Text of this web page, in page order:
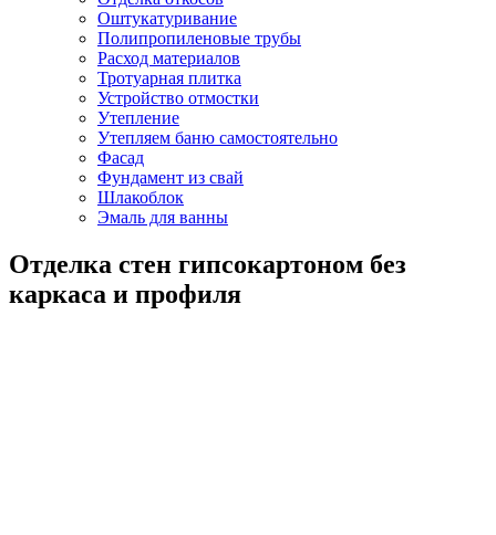
Оштукатуривание
Полипропиленовые трубы
Расход материалов
Тротуарная плитка
Устройство отмостки
Утепление
Утепляем баню самостоятельно
Фасад
Фундамент из свай
Шлакоблок
Эмаль для ванны
Отделка стен гипсокартоном без
каркаса и профиля